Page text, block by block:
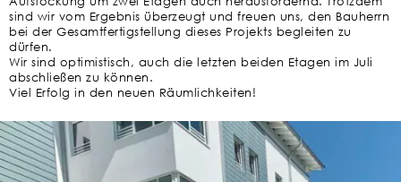
sind wir vom Ergebnis überzeugt und freuen uns, den Bauherrn
bei der Gesamtfertigstellung dieses Projekts begleiten zu
dürfen.
Wir sind optimistisch, auch die letzten beiden Etagen im Juli
abschließen zu können.
Viel Erfolg in den neuen Räumlichkeiten!